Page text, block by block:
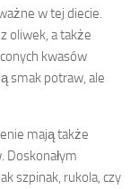
w tej diecie.
oliwek, a także
kwasów
smak potraw, ale
mają także
szpinak, rukola, czy